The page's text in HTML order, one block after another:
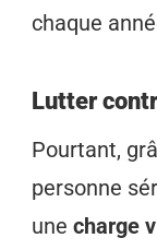
chaque
Lutter
Pourtant,
personne
une charge